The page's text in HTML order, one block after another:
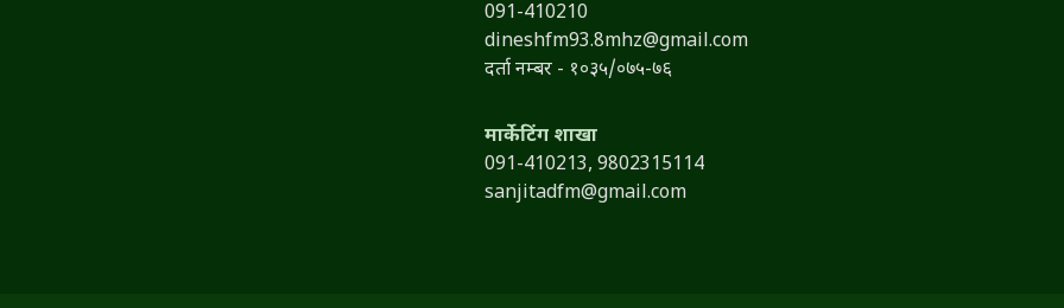
091-410210
dineshfm93.8mhz@gmail.com
दर्ता नम्बर - १०३५/०७५-७६
मार्केटिंग शाखा
091-410213,9802315114
sanjitadfm@gmail.com